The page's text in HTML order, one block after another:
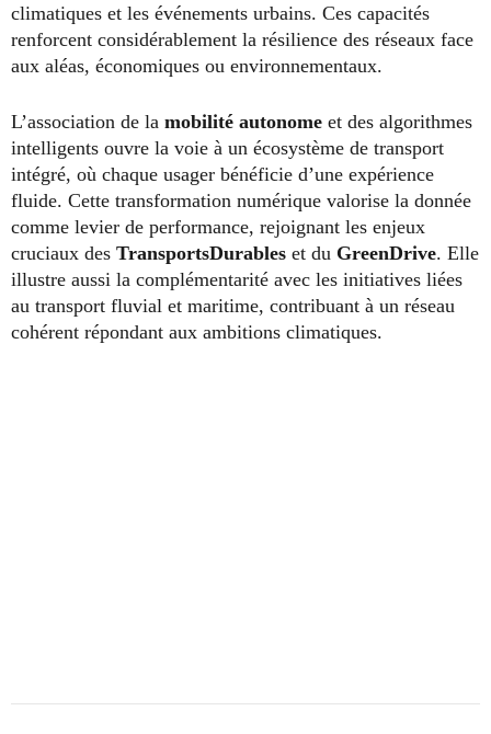
climatiques et les événements urbains. Ces capacités
renforcent considérablement la résilience des réseaux face
aux aléas, économiques ou environnementaux.
L’association de la mobilité autonome et des algorithmes
intelligents ouvre la voie à un écosystème de transport
intégré, où chaque usager bénéficie d’une expérience
fluide. Cette transformation numérique valorise la donnée
comme levier de performance, rejoignant les enjeux
cruciaux des TransportsDurables et du GreenDrive. Elle
illustre aussi la complémentarité avec les initiatives liées
au transport fluvial et maritime, contribuant à un réseau
cohérent répondant aux ambitions climatiques.